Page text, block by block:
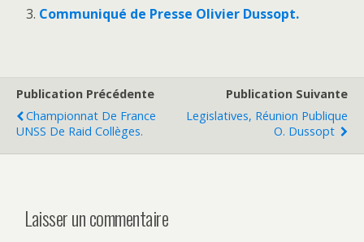
Communiqué de Presse Olivier Dussopt.
Publication Précédente
Championnat De France
UNSS De Raid Collèges.
Publication Suivante
Legislatives, Réunion Publique
O. Dussopt
Laisser un commentaire